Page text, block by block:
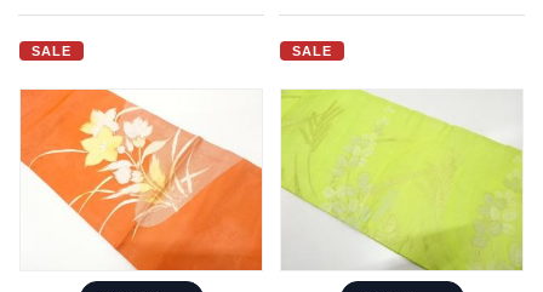
SALE SALE